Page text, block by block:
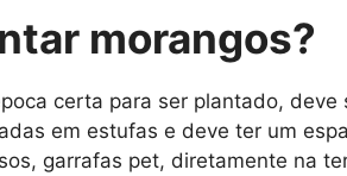
morangos?
certa para ser plantado,
em estufas e deve ter um
garrafas pet, diretamente na